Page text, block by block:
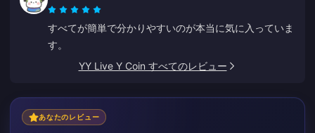
すべてが簡単で分かりやすいのが本当に気に入っていま
す。
YY Live Y Coin すべてのレビュー
あなたのレビュー